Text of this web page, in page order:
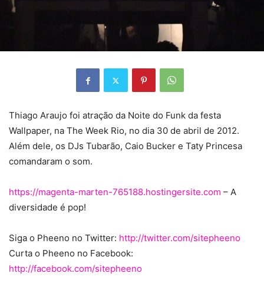
Thiago Araujo foi atração da Noite do Funk da festa
Wallpaper, na The Week Rio, no dia 30 de abril de 2012.
Além dele, os DJs Tubarão, Caio Bucker e Taty Princesa
comandaram o som.
https://magenta-marten-765188.hostingersite.com – A
diversidade é pop!
Siga o Pheeno no Twitter: http://twitter.com/sitepheeno
Curta o Pheeno no Facebook:
http://facebook.com/sitepheeno